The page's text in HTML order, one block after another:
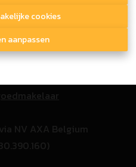
cookies
aanpassen
B 1000 Brussel
- info@biv.be